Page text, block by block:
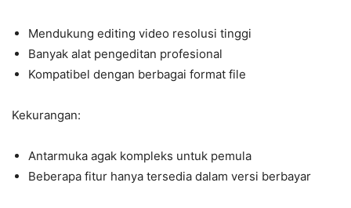
Mendukung editing video resolusi tinggi
Banyak alat pengeditan profesional
Kompatibel dengan berbagai format file
Kekurangan:
Antarmuka agak kompleks untuk pemula
Beberapa fitur hanya tersedia dalam versi berbayar